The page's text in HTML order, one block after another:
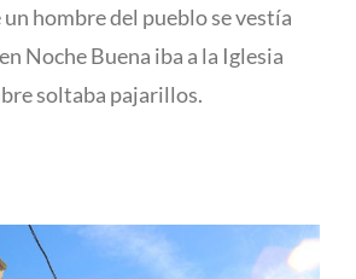
hombre del pueblo se vestía
Noche Buena iba a la Iglesia
soltaba pajarillos.